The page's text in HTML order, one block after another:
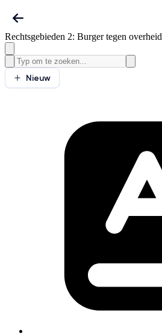
Rechtsgebieden 2: Burger tegen overheid
Nieuw